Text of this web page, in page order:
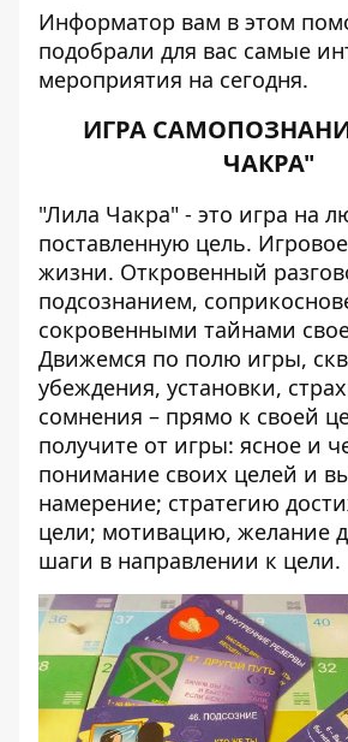
Информатор вам в этом
подобрали для вас самые
мероприятия на сегодня.
ИГРА
ЧАКРА"
"Лила Чакра" - это игра на
поставленную цель.
жизни. Откровенный
подсознанием,
сокровенными тайнами
Движемся по полю игры,
убеждения, установки,
сомнения – прямо к своей
получите от игры: ясное и
понимание своих целей и
намерение; стратегию
цели; мотивацию, желание
шаги в направлении к цели.